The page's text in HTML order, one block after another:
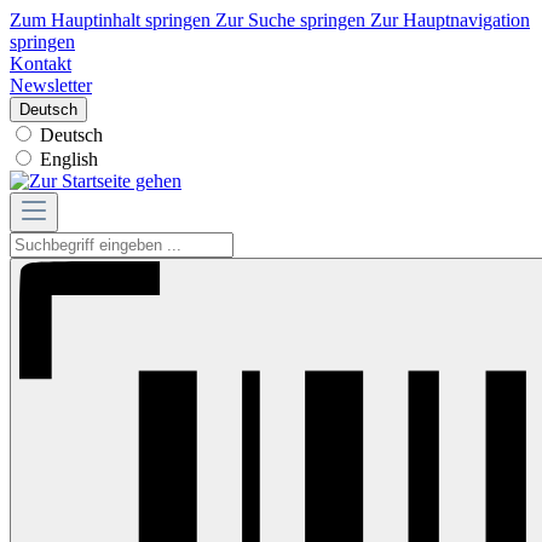
Zum Hauptinhalt springen Zur Suche springen Zur Hauptnavigation
springen
Kontakt
Newsletter
Deutsch
Deutsch
English